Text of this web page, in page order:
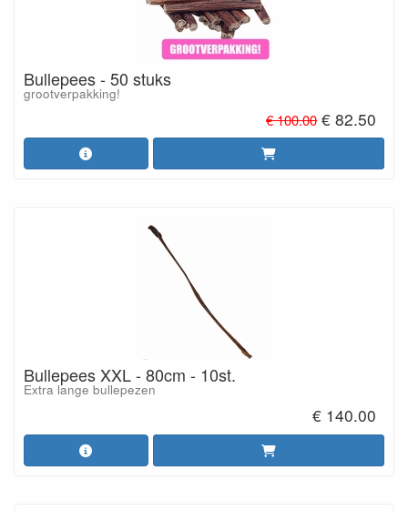
Bestel nu jouw favoriete bullepezen
Trakteer jouw hond op de lekkerste en gezondste bullepezen.
Bekijk ons uitgebreide assortiment, profiteer van onze scherpe
prijzen en plaats vandaag nog je bestelling.
Bullepees - 50 stuks
grootverpakking!
€ 100.00 € 82.50
Bullepees XXL - 80cm - 10st.
Extra lange bullepezen
€ 140.00